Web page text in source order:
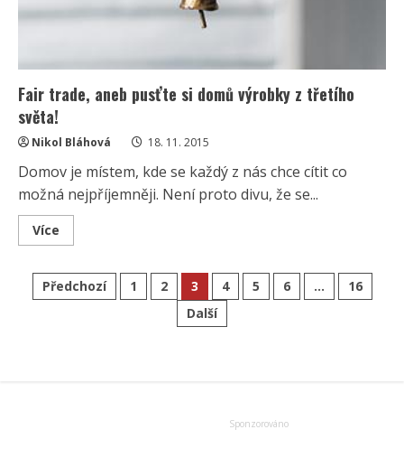
Fair trade, aneb pusťte si domů výrobky z třetího
světa!
Nikol Bláhová 18. 11. 2015
Domov je místem, kde se každý z nás chce cítit co
možná nejpříjemněji. Není proto divu, že se...
Více
more
trade,
aneb
pusťte
Stránkování
Předchozí 1 2 3 4 5 6 …
16
Další